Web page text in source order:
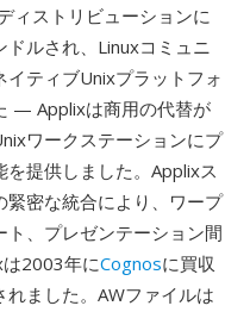
ィストリビューションに
ルされ、Linuxコミュニ
ティブUnixプラットフォ
— Applixは商用の代替が
ワークステーションにプ
提供しました。Applixス
密な統合により、ワープ
、プレゼンテーション間
2003年にCognosに買収
ました。AWファイルは